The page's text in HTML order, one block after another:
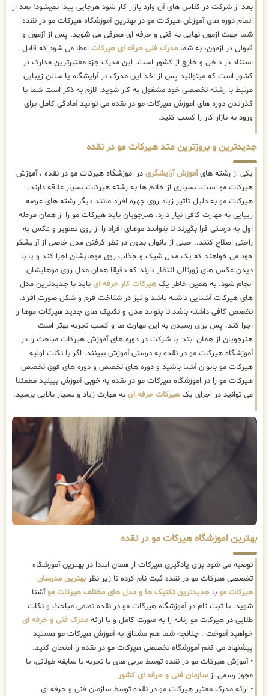
بعد از شرکت در کلاس های آن وارد بازار کار شود هرجایی پیدا نمیشود! بعد از
اتمام دوره های آموزش هیرکات مو در بهترین آموزشگاه هیرکات مو در نقده
شما جهت ازمون نهایی به فنی و حرفه ای معرفی می شوید. پس از آزمون و
قبولی در ازمون، به شما مدرک فنی حرفه ای هیرکات اعطا می شود که قابل
استناد در داخل و خارج از کشور است. این مدرک جزء معتبرترین مدارک در
کشور است که میتوانید پس از اخذ این مدرک در آرایشگاه یا سالن زیبایی
مرتبط با رشته تخصصی خود مشغول به کار شوید. لازم به ذکر است شما با
گذراندن دوره های اموزش هیرکات مو در نقده می توانید آمادگی کامل برای
ورود به بازار کار را کسب کنید.
جدیدترین و بروزترین متد هیرکات مو در نقده
یکی از رشته هایآموزش آرایشگری در اموزشگاه هیرکات مو در نقده ، آموزش
هیرکات مو است. بسیاری از خانم ها به رشته هیرکات بسیار علاقه دارند.
هیرکات مو به دلیل تاثیر زیاد روی چهره افراد مانند دیگر رشته های عرصه
زیبایی به مهارت کافی نیاز دارد. هنرجویان باید هیرکات مو را از همان مرحله
اول به درستی فرا بگیرند تا بتوانند موهای افراد را از روی تصویر و عکس به
راحتی اصلاح کنند.. خیلی از بانوان بدون در نظر گرفتن مدل خاصی از آرایشگر
خود می خواهند که یک مدل شیک و جذاب روی موهایشان اجرا کند و یا با
دیدن عکس های ژورنالی انتظار دارند که دقیقا همان مدل روی موهایشان
انجام شود. به همین خاطر یک هیرکات کار حرفه ای باید با جدیدترین مدل
های هیرکات آشنایی داشته باشد و نیز در شناخت فرم و شکل صورت افراد،
تخصص کافی داشته باشد تا بتواند مدل و تکنیک های جدید هیرکات موها را
اجرا کند. پس برای رسیدن به این مهارت ها و کسب تجربه بهتر است
هنرجویان از همان ابتدا با شرکت در دوره های آموزش هیرکات مباحث را در
آموزشگاه هیرکات مو در نقده به درستی آموزش ببینند. اگر با نکات اولیه
هیرکات مو بانوان آشنا باشید و دوره های تخصص و دوره های فوق تخصص
هیرکات مو را در اموزشگاه هیرکات مو در نقده به خوبی آموزش ببینید مطمئنا
می توانید در اجرای یک هیرکات حرفه ای به مهارت زیاد و بسیار بالایی برسید.
بهترین اموزشگاه هیرکات مو در نقده
توصیه می شود برای یادگیری هیرکات از همان ابتدا در بهترین آموزشگاه
تخصصی هیرکات مو در نقده ثبت نام کرده تا زیر نظربهترین مدرسان
هیرکات مو با جدیدترین تکنیک ها و مدل های مختلف هیرکات موآشنا
شوید. با ثبت نام در آموزشگاه هیرکات مو در نقده تمامی مباحث و نکات
طلایی در هیرکات مو زنانه را به صورت کامل و با ارائه مدرک فنی و حرفه ای
خواهید آموخت . چنانچه شما هم مشتاق به آموزش هیرکات مو هستید
پیشنهاد می کنم آموزشگاه تخصصی هیرکات مو در نقده را امتحان کنید.
• آموزش هیرکات مو در نقده توسط مربی های با تجربه با سابقه طولانی، با
مجوز رسمی ازسازمان فنی و حرفه ای کشور
• ارائه مدرک معتبر هیرکات مو در نقده توسط سازمان فنی و حرفه ای